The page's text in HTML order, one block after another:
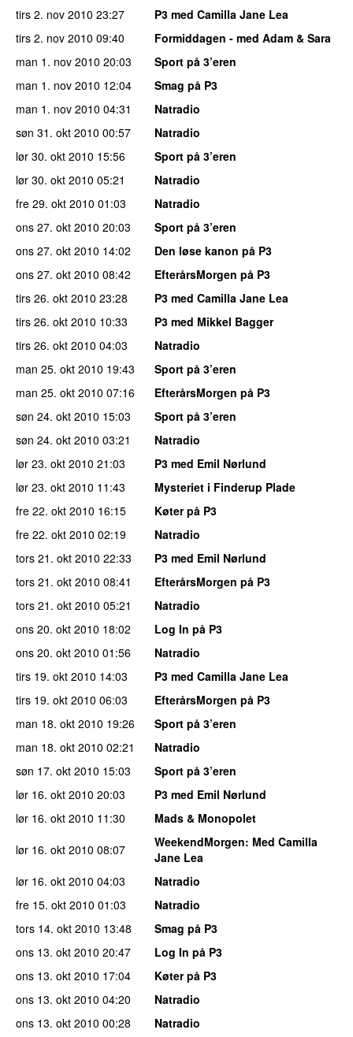
tirs 2. nov 2010 23:27
P3 med Camilla Jane Lea
tirs 2. nov 2010 09:40
Formiddagen - med Adam & Sara
man 1. nov 2010 20:03
Sport på 3’eren
man 1. nov 2010 12:04
Smag på P3
man 1. nov 2010 04:31
Natradio
søn 31. okt 2010 00:57
Natradio
lør 30. okt 2010 15:56
Sport på 3’eren
lør 30. okt 2010 05:21
Natradio
fre 29. okt 2010 01:03
Natradio
ons 27. okt 2010 20:03
Sport på 3’eren
ons 27. okt 2010 14:02
Den løse kanon på P3
ons 27. okt 2010 08:42
EfterårsMorgen på P3
tirs 26. okt 2010 23:28
P3 med Camilla Jane Lea
tirs 26. okt 2010 10:33
P3 med Mikkel Bagger
tirs 26. okt 2010 04:03
Natradio
man 25. okt 2010 19:43
Sport på 3’eren
man 25. okt 2010 07:16
EfterårsMorgen på P3
søn 24. okt 2010 15:03
Sport på 3’eren
søn 24. okt 2010 03:21
Natradio
lør 23. okt 2010 21:03
P3 med Emil Nørlund
lør 23. okt 2010 11:43
Mysteriet i Finderup Plade
fre 22. okt 2010 16:15
Køter på P3
fre 22. okt 2010 02:19
Natradio
tors 21. okt 2010 22:33
P3 med Emil Nørlund
tors 21. okt 2010 08:41
EfterårsMorgen på P3
tors 21. okt 2010 05:21
Natradio
ons 20. okt 2010 18:02
Log In på P3
ons 20. okt 2010 01:56
Natradio
tirs 19. okt 2010 14:03
P3 med Camilla Jane Lea
tirs 19. okt 2010 06:03
EfterårsMorgen på P3
man 18. okt 2010 19:26
Sport på 3’eren
man 18. okt 2010 02:21
Natradio
søn 17. okt 2010 15:03
Sport på 3’eren
lør 16. okt 2010 20:03
P3 med Emil Nørlund
lør 16. okt 2010 11:30
Mads & Monopolet
lør 16. okt 2010 08:07 WeekendMorgen: Med Camilla
Jane Lea
lør 16. okt 2010 04:03
Natradio
fre 15. okt 2010 01:03
Natradio
tors 14. okt 2010 13:48
Smag på P3
ons 13. okt 2010 20:47
Log In på P3
ons 13. okt 2010 17:04
Køter på P3
ons 13. okt 2010 04:20
Natradio
ons 13. okt 2010 00:28
Natradio